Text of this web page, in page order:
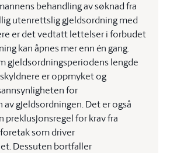
behandling av søknad fra
utenrettslig gjeldsordning med
er det vedtatt lettelser i forbudet
kan åpnes mer enn én gang.
gjeldsordningsperiodens lengde
er oppmyket og
for
gjeldsordningen. Det er også
for krav fra
som driver
Dessuten bortfaller